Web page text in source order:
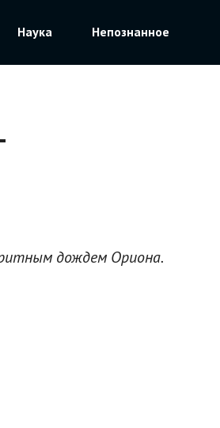
Наука Непознанное
дождем Ориона.